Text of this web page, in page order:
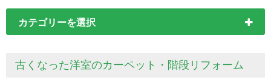
カテゴリーを選択
古くなった洋室のカーペット・階段リフォーム